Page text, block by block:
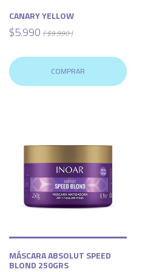
CANARY YELLOW
$5.990 ( $9.990 )
COMPRAR
MÁSCARA ABSOLUT SPEED
BLOND 250GRS